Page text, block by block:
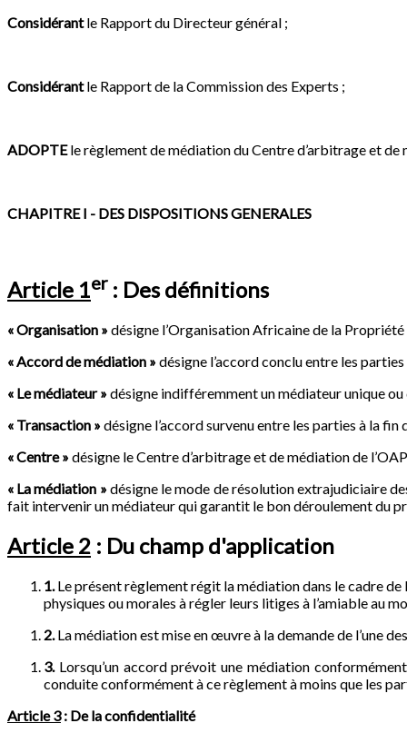
Considérantle Rapport du Directeur général ;
Considérantle Rapport de la Commission des Experts ;
ADOPTEle règlement de médiation du Centre d’arbitrage et
CHAPITRE I - DES DISPOSITIONS GENERALES
Article 1er : Des définitions
« Organisation »désigne l’Organisation Africaine de la
« Accord de médiation »désigne l’accord conclu entre les
« Le médiateur »désigne indifféremment un médiateur unique
« Transaction »désigne l’accord survenu entre les parties à la
« Centre »désigne le Centre d’arbitrage et de médiation de
« La médiation »désigne le mode de résolution extrajudiciaire
fait intervenir un médiateur qui garantit le bon déroulement du
Article 2 : Du champ d'application
1.Le présent règlement régit la médiation dans le cadre
physiques ou morales à régler leurs litiges à l’amiable au
2.La médiation est mise en œuvre à la demande de l’une
3. Lorsqu’un accord prévoit une médiation
conduite conformément à ce règlement à moins que les
Article 3: De la confidentialité